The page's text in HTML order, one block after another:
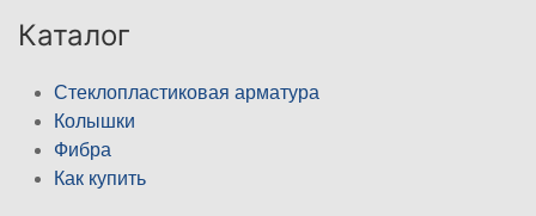
Каталог
Стеклопластиковая арматура
Колышки
Фибра
Как купить